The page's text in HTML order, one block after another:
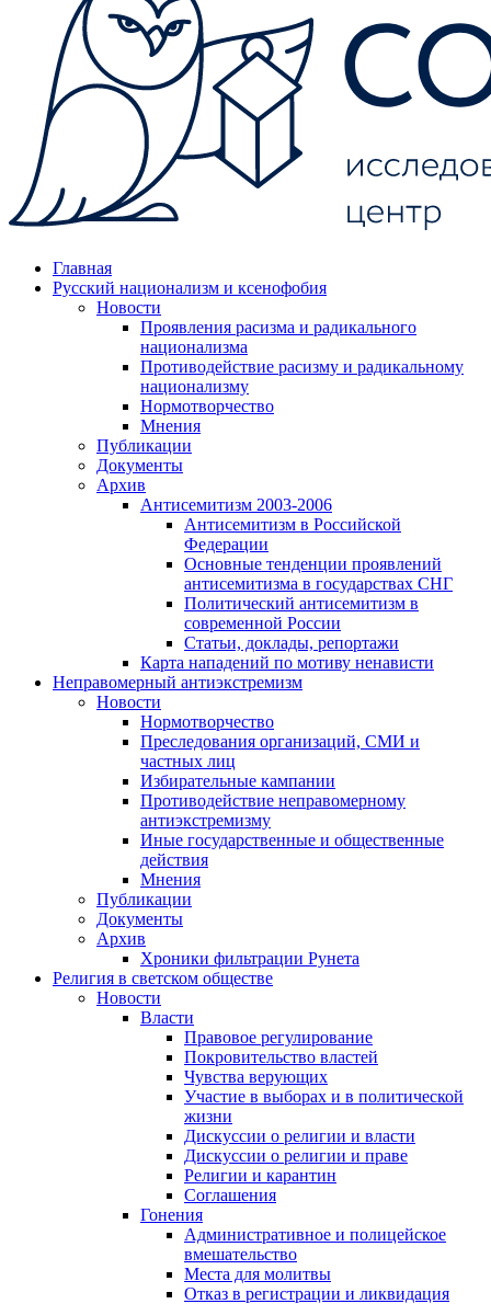
Главная
Русский национализм и ксенофобия
Новости
Проявления расизма и радикального
национализма
Противодействие расизму и радикальному
национализму
Нормотворчество
Мнения
Публикации
Документы
Архив
Антисемитизм 2003-2006
Антисемитизм в Российской
Федерации
Основные тенденции проявлений
антисемитизма в государствах СНГ
Политический антисемитизм в
современной России
Статьи, доклады, репортажи
Карта нападений по мотиву ненависти
Неправомерный антиэкстремизм
Новости
Нормотворчество
Преследования организаций, СМИ и
частных лиц
Избирательные кампании
Противодействие неправомерному
антиэкстремизму
Иные государственные и общественные
действия
Мнения
Публикации
Документы
Архив
Хроники фильтрации Рунета
Религия в светском обществе
Новости
Власти
Правовое регулирование
Покровительство властей
Чувства верующих
Участие в выборах и в политической
жизни
Дискуссии о религии и власти
Дискуссии о религии и праве
Религии и карантин
Соглашения
Гонения
Административное и полицейское
вмешательство
Места для молитвы
Отказ в регистрации и ликвидация